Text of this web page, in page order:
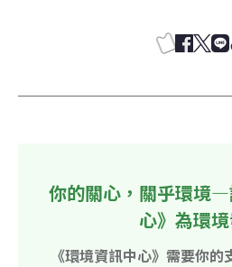
你的關心，關乎環境
心》為環
《環境資訊中心》需要你